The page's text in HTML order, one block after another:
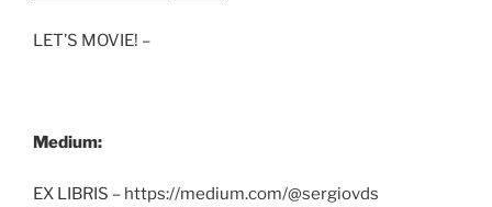
LET’S MOVIE! –
Medium:
EX LIBRIS – https://medium.com/@sergiovds